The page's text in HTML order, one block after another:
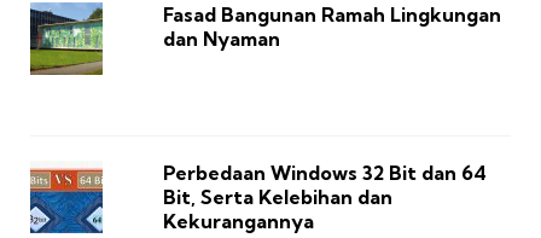
Fasad Bangunan Ramah Lingkungan
dan Nyaman
Perbedaan Windows 32 Bit dan 64
Bit, Serta Kelebihan dan
Kekurangannya